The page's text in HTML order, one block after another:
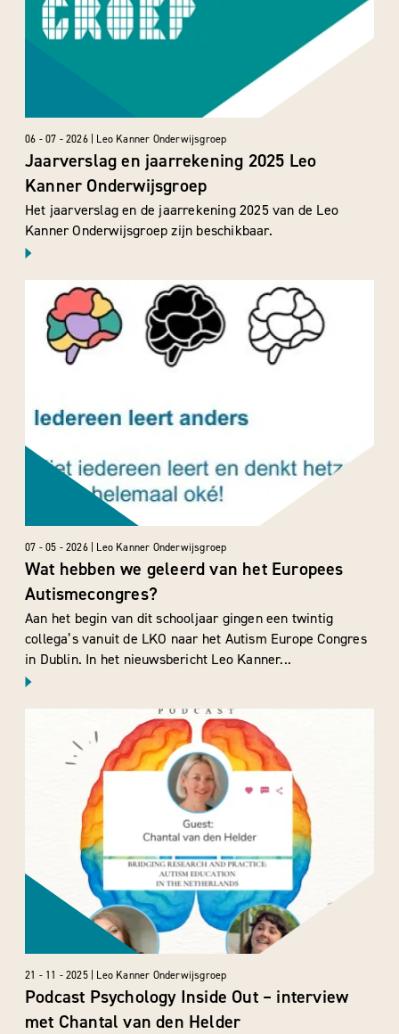
06 - 07 - 2026 | Leo Kanner Onderwijsgroep
Jaarverslag en jaarrekening 2025 Leo
Kanner Onderwijsgroep
Het jaarverslag en de jaarrekening 2025 van de Leo
Kanner Onderwijsgroep zijn beschikbaar.
07 - 05 - 2026 | Leo Kanner Onderwijsgroep
Wat hebben we geleerd van het Europees
Autismecongres?
Aan het begin van dit schooljaar gingen een twintig
collega’s vanuit de LKO naar het Autism Europe Congres
in Dublin. In het nieuwsbericht Leo Kanner...
21 - 11 - 2025 | Leo Kanner Onderwijsgroep
Podcast Psychology Inside Out – interview
met Chantal van den Helder